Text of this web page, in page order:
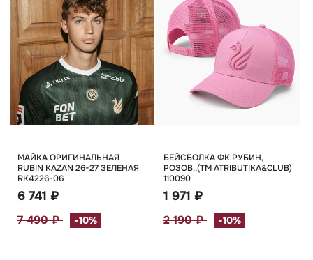
МАЙКА ОРИГИНАЛЬНАЯ
RUBIN KAZAN 26-27 ЗЕЛЕНАЯ
RK4226-06
6 741 ₽
7 490 ₽ -10%
БЕЙСБОЛКА ФК РУБИН,
РОЗОВ.,(TM ATRIBUTIKA&CLUB)
110090
1 971 ₽
2 190 ₽ -10%